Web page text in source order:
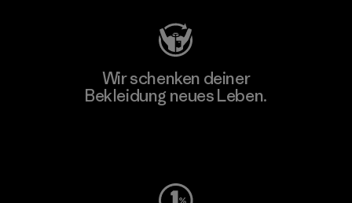
Wir schenken deiner
Bekleidung neues Leben.